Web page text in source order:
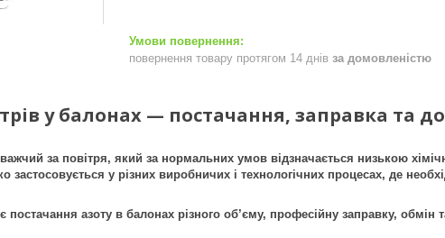
повернення товару протягом 14 днів за домовленістю
у балонах — постачання, заправка та
за повітря, який за нормальних умов відзначається низькою
застосовується у різних виробничих і технологічних процесах, де
азоту в балонах різного об’єму, професійну заправку, обмін